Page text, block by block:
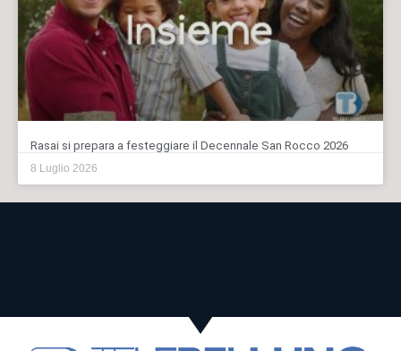
Rasai si prepara a festeggiare il Decennale San Rocco 2026
8 Luglio 2026